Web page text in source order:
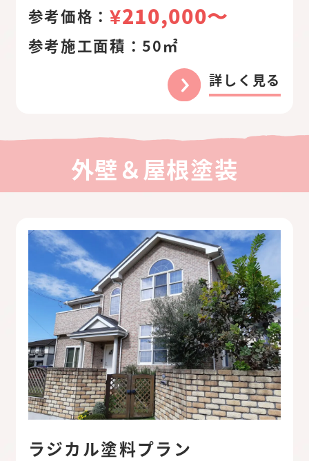
参考価格： ¥210,000〜
参考施工面積：50㎡
詳しく見る
外壁＆屋根塗装
ラジカル塗料プラン